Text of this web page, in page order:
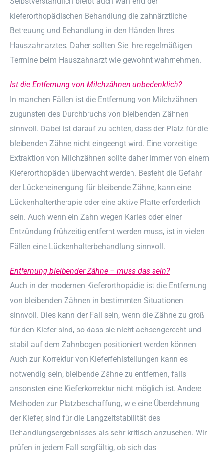
kieferorthopädischen Behandlung die zahnärztliche
Betreuung und Behandlung in den Händen Ihres
Hauszahnarztes. Daher sollten Sie Ihre regelmäßigen
Termine beim Hauszahnarzt wie gewohnt wahrnehmen.
Ist die Entfernung von Milchzähnen unbedenklich?
In manchen Fällen ist die Entfernung von Milchzähnen
zugunsten des Durchbruchs von bleibenden Zähnen
sinnvoll. Dabei ist darauf zu achten, dass der Platz für die
bleibenden Zähne nicht eingeengt wird. Eine vorzeitige
Extraktion von Milchzähnen sollte daher immer von einem
Kieferorthopäden überwacht werden. Besteht die Gefahr
der Lückeneinengung für bleibende Zähne, kann eine
Lückenhaltertherapie oder eine aktive Platte erforderlich
sein. Auch wenn ein Zahn wegen Karies oder einer
Entzündung frühzeitig entfernt werden muss, ist in vielen
Fällen eine Lückenhalterbehandlung sinnvoll.
Entfernung bleibender Zähne – muss das sein?
Auch in der modernen Kieferorthopädie ist die Entfernung
von bleibenden Zähnen in bestimmten Situationen
sinnvoll. Dies kann der Fall sein, wenn die Zähne zu groß
für den Kiefer sind, so dass sie nicht achsengerecht und
stabil auf dem Zahnbogen positioniert werden können.
Auch zur Korrektur von Kieferfehlstellungen kann es
notwendig sein, bleibende Zähne zu entfernen, falls
ansonsten eine Kieferkorrektur nicht möglich ist. Andere
Methoden zur Platzbeschaffung, wie eine Überdehnung
der Kiefer, sind für die Langzeitstabilität des
Behandlungsergebnisses als sehr kritisch anzusehen. Wir
prüfen in jedem Fall sorgfältig, ob sich das